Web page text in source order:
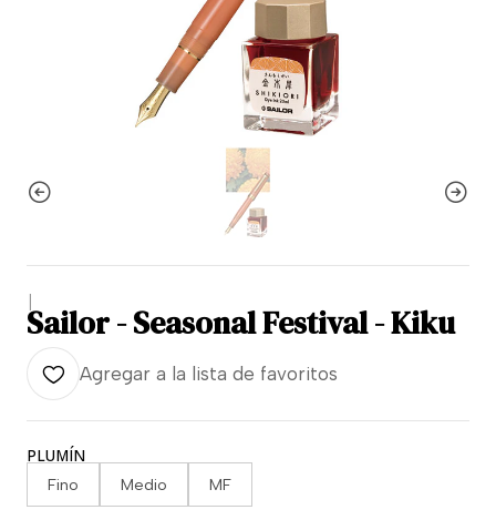
|
Sailor - Seasonal Festival - Kiku
Agregar a la lista de favoritos
PLUMÍN
Fino Medio MF